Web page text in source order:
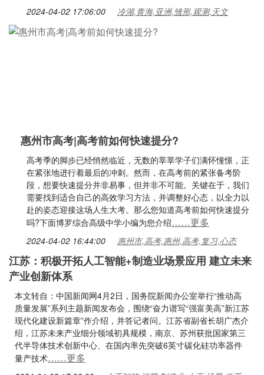
2024-04-02 17:06:00 冷湖,青海,亚洲,雏形,观测,天文
惠州市高考|高考前如何快速提分?
高考季的脚步已经悄然临近，无数的莘莘学子们满怀憧憬，正
在紧张地进行着最后的冲刺。然而，在高考前的紧张备考阶
段，想要快速提分并非易事，但并非不可能。关键在于，我们
需要找到适合自己的高效学习方法，并调整好心态，以全力以
赴的姿态迎接这场人生大考。那么您知道高考前如何快速提分
吗?下面博罗综合高级中学小编为您介绍……更多
2024-04-02 16:44:00 惠州市,高考,惠州,高考,复习,心态
江苏：积极开拓人工智能+制造业场景应用 建立未来
产业创新体系
本文转自：中国新闻网4月2日，国务院新闻办公室举行“推动高
质量发展”系列主题新闻发布会，围绕“奋力谱写“强富美高”新江苏
现代化建设新篇章”作介绍，并答记者问。江苏省副省长胡广杰介
绍，江苏未来产业细分领域初具规模，南京、苏州获批国家第三
代半导体技术创新中心、在国内率先突破6英寸碳化硅功率器件
量产技术……更多